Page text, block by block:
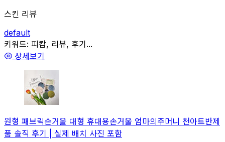
스킨 리뷰
default
관련
키워드: 피캄, 리뷰, 후기...
상세보기
원형 패브릭손거울 대형 휴대용손거울 엄마의주머니 천아트반제
품 솔직 후기 | 실제 배치 사진 포함